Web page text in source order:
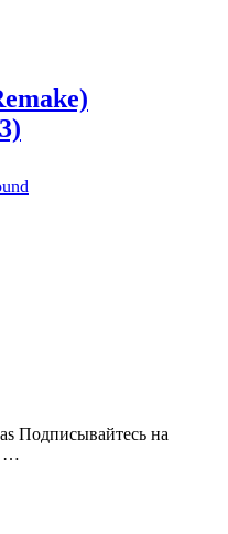
Подписывайтесь на
…